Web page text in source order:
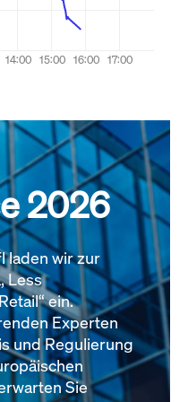
2026
laden wir zur
Less
ein.
Experten
und Regulierung
Sie